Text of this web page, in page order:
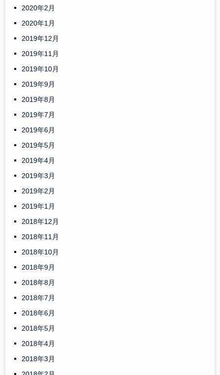
2020年2月
2020年1月
2019年12月
2019年11月
2019年10月
2019年9月
2019年8月
2019年7月
2019年6月
2019年5月
2019年4月
2019年3月
2019年2月
2019年1月
2018年12月
2018年11月
2018年10月
2018年9月
2018年8月
2018年7月
2018年6月
2018年5月
2018年4月
2018年3月